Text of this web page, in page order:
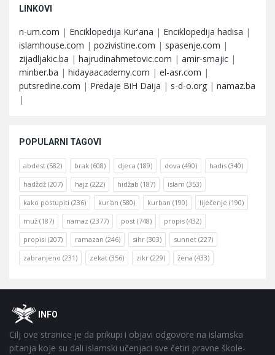
LINKOVI
n-um.com | Enciklopedija Kur'ana | Enciklopedija hadisa |
islamhouse.com | pozivistine.com | spasenje.com |
zijadljakic.ba | hajrudinahmetovic.com | amir-smajic |
minber.ba | hidayaacademy.com | el-asr.com |
putsredine.com | Predaje BiH Daija | s-d-o.org | namaz.ba
|
POPULARNI TAGOVI
abdest (582) brak (608) djeca (189) dova (490) hadis (340)
hadždž (207) hajz (222) hidžab (187) islam (353)
kako postupiti (236) kur'an (580) kurban (190) liječenje (190)
muž (187) namaz (2377) post (748) propis (432)
propisi (207) ramazan (246) sihr (303) sunnet (227)
zabranjeno (231) zekat (356) zikr (229) žena (433)
FooterOINFO
Cilj ove stranice je da prikupi i objavi odgovore na islamska
pitanja koje su dali islamski učenjaci sve četiri pravne škole-